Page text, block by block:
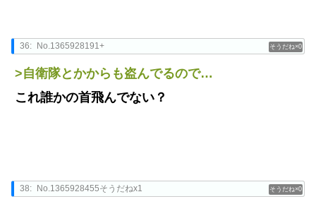
0
36: No.1365928191+
>自衛隊とかからも盗んでるので…
これ誰かの首飛んでない？
0
38: No.1365928455そうだねx1